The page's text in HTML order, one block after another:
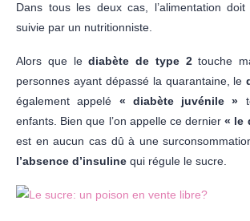
Dans tous les deux cas, l’alimentation
suivie par un nutritionniste.
Alors que lediabète de type 2touche
personnes ayant dépassé la quarantaine, le
également appelé « diabète juvénile »
enfants. Bien que l’on appelle ce dernier « le
est en aucun cas dû à une
l’absence d’insuline qui régule le sucre.